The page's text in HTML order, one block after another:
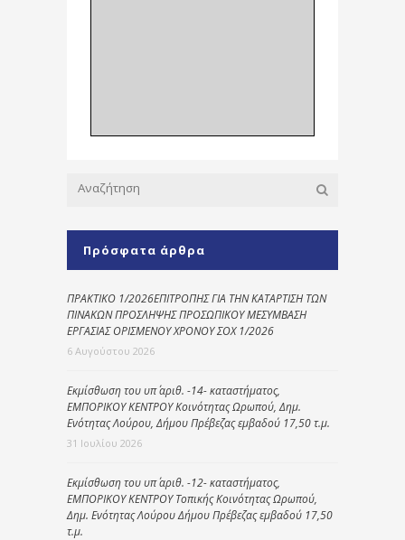
Πρόσφατα άρθρα
ΠΡΑΚΤΙΚΟ 1/2026ΕΠΙΤΡΟΠΗΣ ΓΙΑ ΤΗΝ ΚΑΤΑΡΤΙΣΗ ΤΩΝ
ΠΙΝΑΚΩΝ ΠΡΟΣΛΗΨΗΣ ΠΡΟΣΩΠΙΚΟΥ ΜΕΣΥΜΒΑΣΗ
ΕΡΓΑΣΙΑΣ ΟΡΙΣΜΕΝΟΥ ΧΡΟΝΟΥ ΣΟΧ 1/2026
6 Αυγούστου 2026
Εκμίσθωση του υπ΄ αριθ. -14- καταστήματος,
ΕΜΠΟΡΙΚΟΥ ΚΕΝΤΡΟΥ Κοινότητας Ωρωπού, Δημ.
Ενότητας Λούρου, Δήμου Πρέβεζας εμβαδού 17,50 τ.μ.
31 Ιουλίου 2026
Εκμίσθωση του υπ΄ αριθ. -12- καταστήματος,
ΕΜΠΟΡΙΚΟΥ ΚΕΝΤΡΟΥ Τοπικής Κοινότητας Ωρωπού,
Δημ. Ενότητας Λούρου Δήμου Πρέβεζας εμβαδού 17,50
τ.μ.